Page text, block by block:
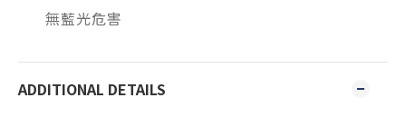
無藍光危害
ADDITIONAL DETAILS